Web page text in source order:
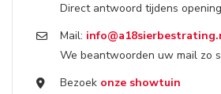
Direct antwoord tijdens
Mail:
We beantwoorden uw mail zo
Bezoek onze showtuin